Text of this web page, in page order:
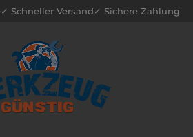
✓ Schneller Versand✓ Sichere Zahlung